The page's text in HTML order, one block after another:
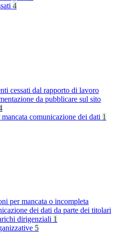
4
cessati dal rapporto di lavoro
da pubblicare sul sito
comunicazione dei dati 1
per mancata o incompleta
dei dati da parte dei titolari
dirigenziali 1
5